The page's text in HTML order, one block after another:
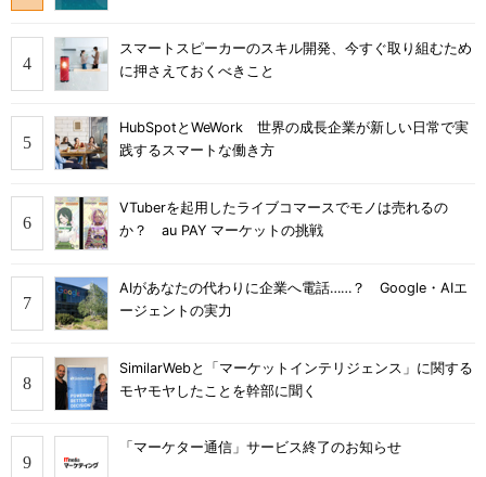
スマートスピーカーのスキル開発、今すぐ取り組むため
に押さえておくべきこと
HubSpotとWeWork 世界の成長企業が新しい日常で実
践するスマートな働き方
VTuberを起用したライブコマースでモノは売れるの
か？ au PAY マーケットの挑戦
AIがあなたの代わりに企業へ電話……？ Google・AIエ
ージェントの実力
SimilarWebと「マーケットインテリジェンス」に関する
モヤモヤしたことを幹部に聞く
「マーケター通信」サービス終了のお知らせ